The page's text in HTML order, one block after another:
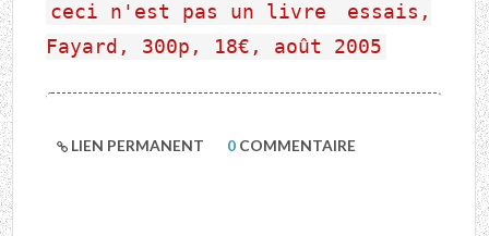
ceci n'est pas un livre
essais,
Fayard, 300p, 18€, août 2005
LIEN PERMANENT 0 COMMENTAIRE